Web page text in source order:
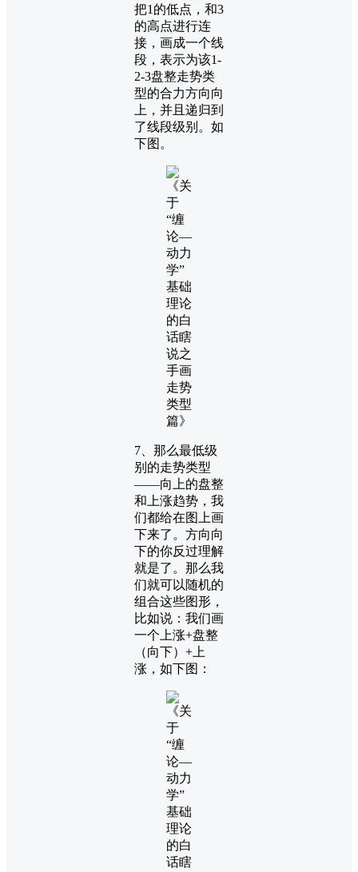
把1的低点，和3
的高点进行连
接，画成一个线
段，表示为该1-
2-3盘整走势类
型的合力方向向
上，并且递归到
了线段级别。如
下图。
7、那么最低级
别的走势类型
——向上的盘整
和上涨趋势，我
们都给在图上画
下来了。方向向
下的你反过理解
就是了。那么我
们就可以随机的
组合这些图形，
比如说：我们画
一个上涨+盘整
（向下）+上
涨，如下图：